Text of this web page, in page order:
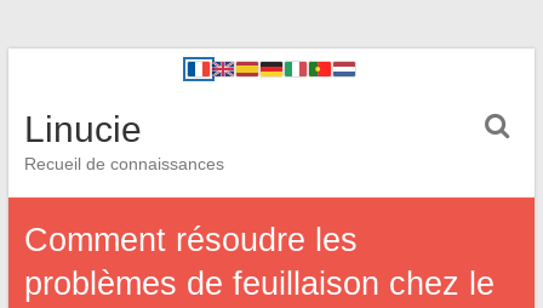
Linucie
Recueil de connaissances
Comment résoudre les
problèmes de feuillaison chez le